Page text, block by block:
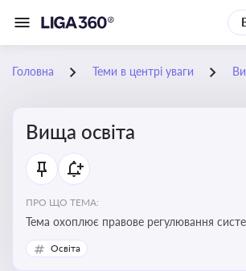
Головна Теми в центрі уваги
Вища освіта
ПРО ЩО ТЕМА:
Тема охоплює правове регулювання
освіти, освітніх рівнів та кваліфікацій в
Освіта